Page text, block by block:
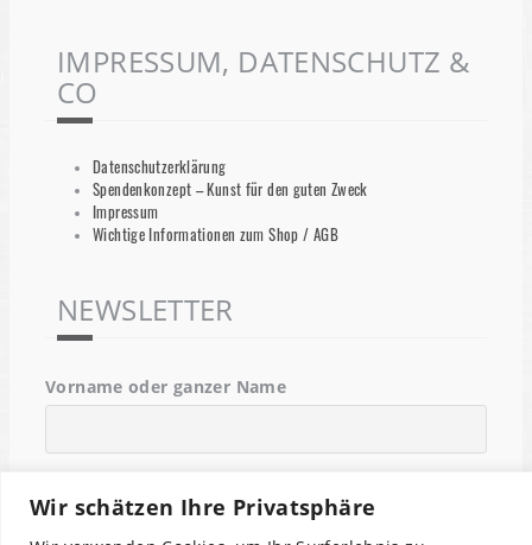
Wir schätzen Ihre Privatsphäre
IMPRESSUM, DATENSCHUTZ &
CO
Datenschutzerklärung
Spendenkonzept – Kunst für den guten Zweck
Impressum
Wichtige Informationen zum Shop / AGB
NEWSLETTER
Vorname oder ganzer Name